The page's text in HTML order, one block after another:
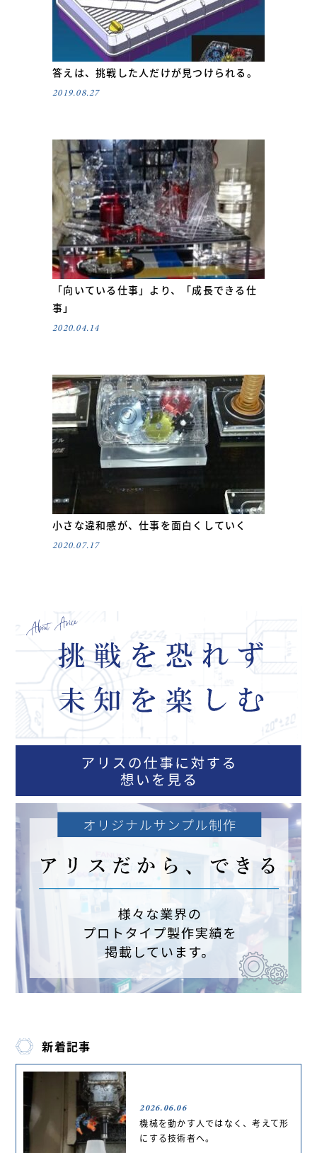
答えは、挑戦した人だけが見つけられる。
2019.08.27
「向いている仕事」より、「成長できる仕
事」
2020.04.14
小さな違和感が、仕事を面白くしていく
2020.07.17
新着記事
2026.06.06
機械を動かす人ではなく、考えて形
にする技術者へ。